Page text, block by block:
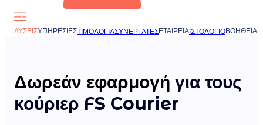
ΛΎΣΕΙΣΥΠΗΡΕΣΊΕΣΤΙΜΟΛΌΓΙΑΣΥΝΕΡΓΆΤΕΣΕΤΑΙΡΕΊΑΙΣΤΟΛΌΓΙΟΒΟΉΘΕΙΑ
Δωρεάν εφαρμογή για τους
κούριερ FS Courier